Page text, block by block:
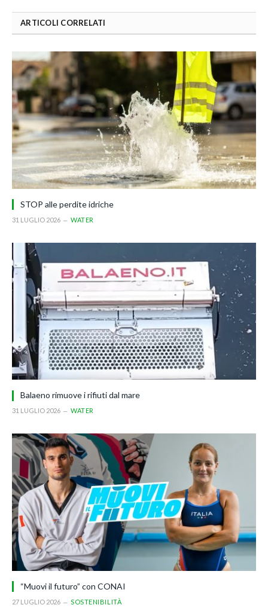
ARTICOLI CORRELATI
STOP alle perdite idriche
31 LUGLIO 2026 WATER
Balaeno rimuove i rifiuti dal mare
31 LUGLIO 2026 WATER
“Muovi il futuro” con CONAI
27 LUGLIO 2026 SOSTENIBILITÀ